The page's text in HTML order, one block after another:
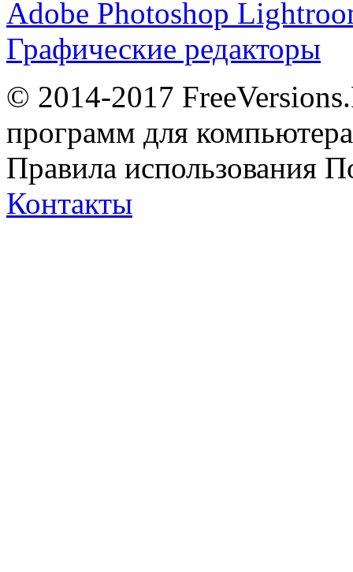
Adobe Photoshop
Графические редакторы
© 2014-2017
программ для
Правила использования
Контакты